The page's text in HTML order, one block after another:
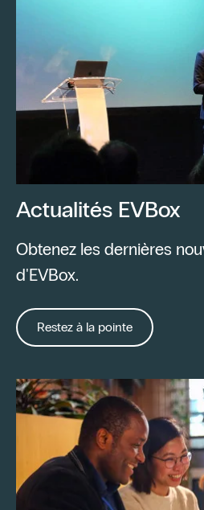
Actualités EVBox
Obtenez les dernières
d'EVBox.
Restez à la pointe